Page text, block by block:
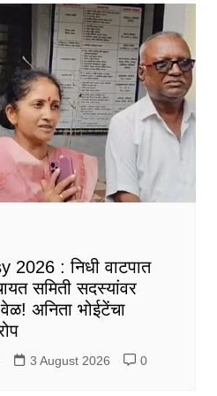
: निधी वाटपात
समिती सदस्यांवर
अनिता भोईटेंचा
3 August 2026 0